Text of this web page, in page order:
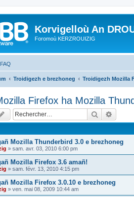
Korvigelloù An
Foromoù KERZROUIZIG
FAQ
Troidigezh e brezhoneg Troidigezh Mozilla
Firefox ha Mozilla
Rechercher
Mozilla Thunderbird 3.0 e brezhoneg
» sam. avr. 03, 2010 6:00 pm
Mozilla Firefox 3.6 amañ!
» sam. févr. 13, 2010 4:15 pm
Mozilla Firefox 3.0.10 e brezhoneg
» ven. mai 08, 2009 10:44 am